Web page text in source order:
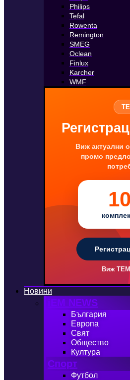
Philips
Tefal
Rowenta
Remington
SMEG
Oclean
Finlux
Karcher
WMF
Виж актуални
промо
Виж
Новини
iEM NEWS
България
Европа
Свят
Общество
Култура
Спорт
Футбол